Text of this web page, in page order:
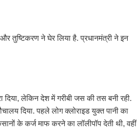
और तुष्टिकरण ने घेर लिया है. प्रधानमंत्री ने इन
दिया, लेकिन देश में गरीबी जस की तस बनी रही.
दिया. पहले लोग क्लोराइड युक्त पानी का
के कर्ज माफ करने का लॉलीपॉप देती थी, वहीं